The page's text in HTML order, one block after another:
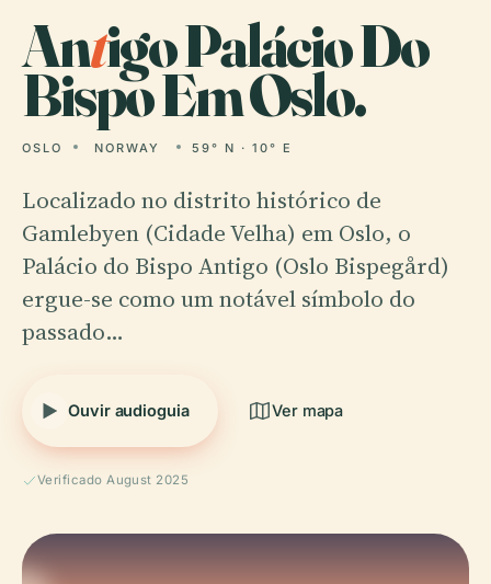
Antigo Palácio Do
Bispo Em Oslo.
OSLO NORWAY 59° N · 10° E
Localizado no distrito histórico de
Gamlebyen (Cidade Velha) em Oslo, o
Palácio do Bispo Antigo (Oslo Bispegård)
ergue-se como um notável símbolo do
passado…
Ouvir audioguia Ver mapa
Verificado August 2025